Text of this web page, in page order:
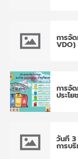
การจั
VDO)
การจั
ประโ
วันที่ 3
การบ
ตำบ